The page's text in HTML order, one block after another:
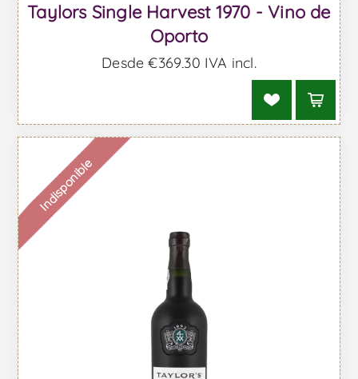
Taylors Single Harvest 1970 - Vino de
Oporto
Desde €369,30 IVA incl.
Indisponible